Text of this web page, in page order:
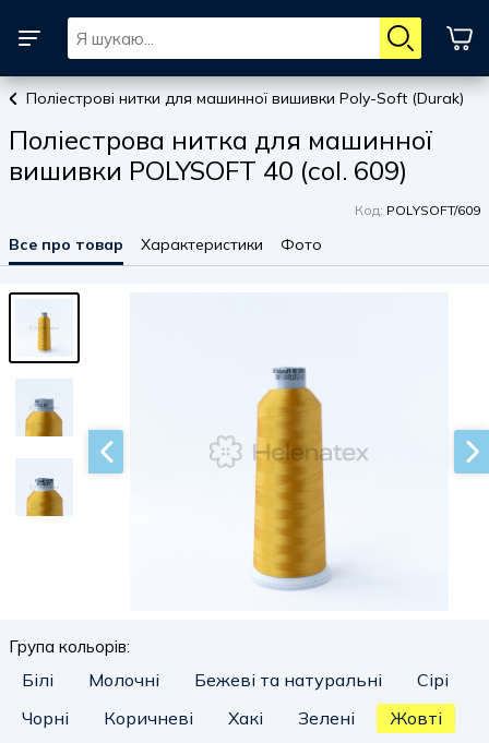
Поліестрові нитки для машинної вишивки Poly-Soft (Durak)
Поліестрова нитка для машинної
вишивки POLYSOFT 40 (col. 609)
Код: POLYSOFT/609
Все про товар Характеристики Фото
Група кольорів:
Білі Молочні Бежеві та натуральні
Сірі
Чорні
Коричневі Хакі Зелені
Жовті